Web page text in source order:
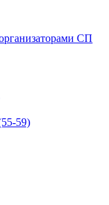
СП
59)